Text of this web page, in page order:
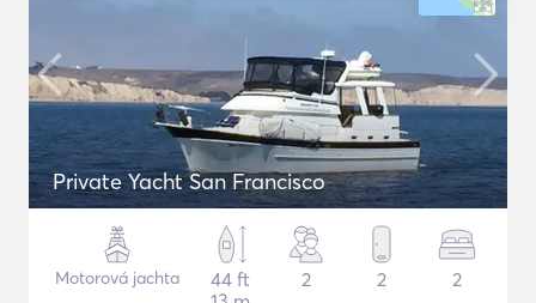
Private Yacht San Francisco
Motorová jachta
44 ft
2 2 2